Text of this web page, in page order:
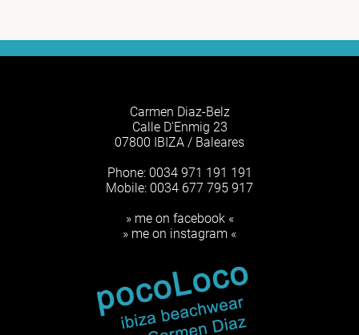
Carmen Diaz-Belz
Calle D'Enmig 23
07800 IBIZA / Baleares
Phone: 0034 971 191 191
Mobile: 0034 677 795 917
» me on facebook «
» me on instagram «